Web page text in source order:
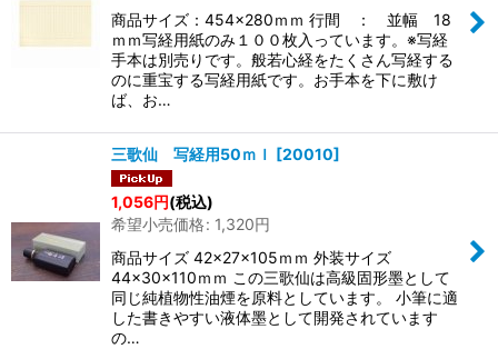
商品サイズ：454×280ｍｍ 行間 ： 並幅 18
ｍｍ写経用紙のみ１００枚入っています。※写経
手本は別売りです。般若心経をたくさん写経する
のに重宝する写経用紙です。お手本を下に敷け
ば、お…
三歌仙 写経用50ｍｌ [20010]
1,056円(税込)
希望小売価格: 1,320円
商品サイズ 42×27×105ｍｍ 外装サイズ
44×30×110ｍｍ この三歌仙は高級固形墨として
同じ純植物性油煙を原料としています。 小筆に適
した書きやすい液体墨として開発されています
の…